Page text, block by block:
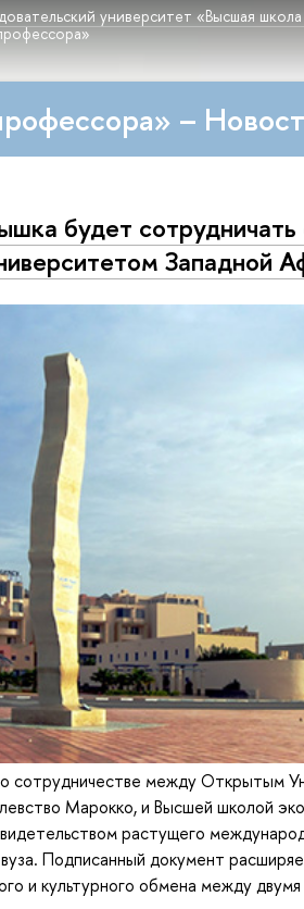
университет «Высшая
–
будет
Западной
сотрудничестве между Открытым
Марокко, и Высшей школой
растущего
Подписанный документ
и культурного обмена между